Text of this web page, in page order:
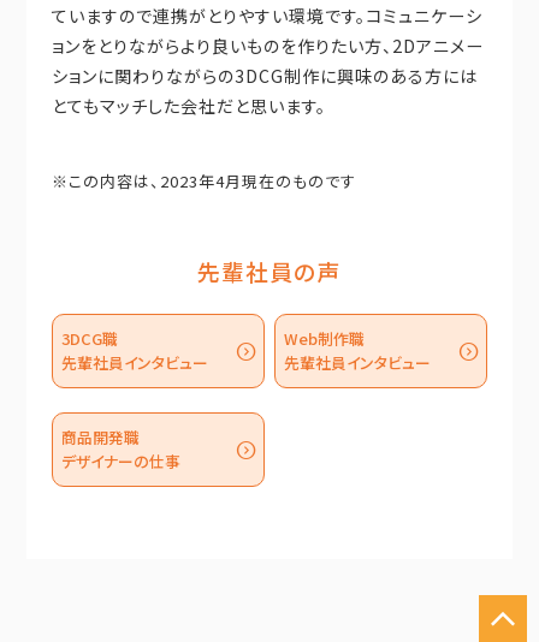
ていますので連携がとりやすい環境です。コミュニケーシ
ョンをとりながらより良いものを作りたい方、2Dアニメー
ションに関わりながらの3DCG制作に興味のある方には
とてもマッチした会社だと思います。
※この内容は、2023年4月現在のものです
先輩社員の声
3DCG職
先輩社員インタビュー
expand_circle_down
Web制作職
先輩社員インタビュー
expand_circle_down
商品開発職
デザイナーの仕事
expand_circle_down
expand_less